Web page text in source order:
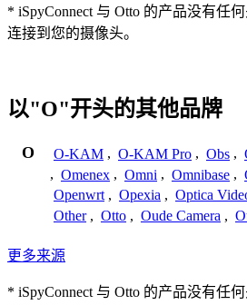
* iSpyConnect 与 Otto 的产品没有
连接到您的摄像头。
以"O"开头的其他品牌
O O-KAM , O-KAM Pro , Obs ,
, Omenex , Omni , Omnibase ,
Openwrt , Opexia , Optica
Other , Otto , Oude Camera ,
更多来源
* iSpyConnect 与 Otto 的产品没有